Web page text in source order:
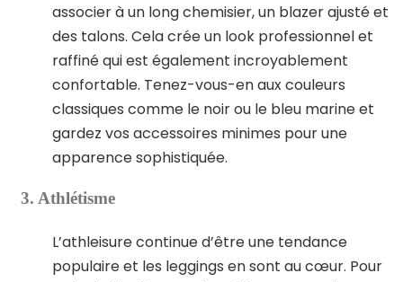
associer à un long chemisier, un blazer ajusté et
des talons. Cela crée un look professionnel et
raffiné qui est également incroyablement
confortable. Tenez-vous-en aux couleurs
classiques comme le noir ou le bleu marine et
gardez vos accessoires minimes pour une
apparence sophistiquée.
3. Athlétisme
L’athleisure continue d’être une tendance
populaire et les leggings en sont au cœur. Pour